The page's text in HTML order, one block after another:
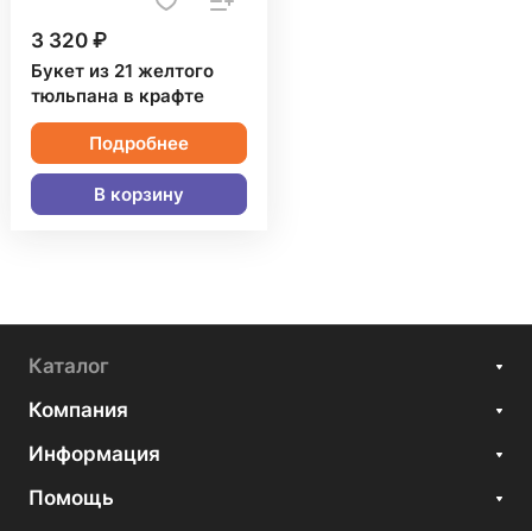
3 320 ₽
Букет из 21 желтого
тюльпана в крафте
Подробнее
В корзину
Каталог
Компания
Информация
Помощь